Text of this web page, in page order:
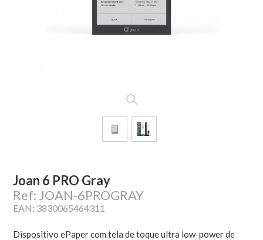
Joan 6 PRO Gray
Ref: JOAN-6PROGRAY
EAN: 3830065464311
Dispositivo ePaper com tela de toque ultra low-power de